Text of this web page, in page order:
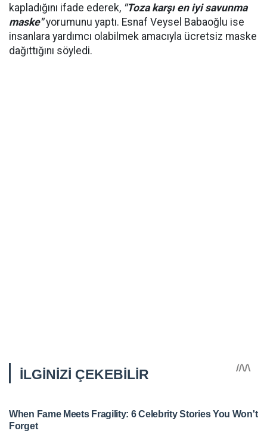
kapladığını ifade ederek, "Toza karşı en iyi savunma
maske"yorumunu yaptı. Esnaf Veysel Babaoğlu ise
insanlara yardımcı olabilmek amacıyla ücretsiz maske
dağıttığını söyledi.